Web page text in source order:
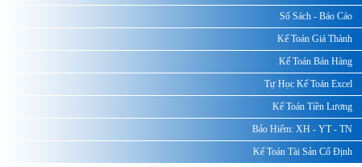
Sổ Sách - Báo Cáo
Kế Toán Giá Thành
Kế Toán Bán Hàng
Tự Học Kế Toán Excel
Kế Toán Tiền Lương
Bảo Hiểm: XH - YT - TN
Kế Toán Tài Sản Cố Định